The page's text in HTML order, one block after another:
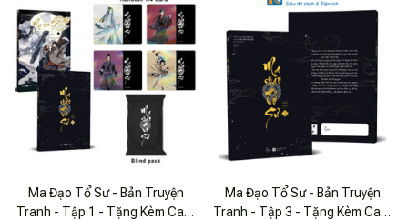
Ma Đạo Tổ Sư - Bản Truyện
Tranh - Tập 1 - Tặng Kèm Card
Ma Đạo Tổ Sư - Bản Truyện
Tranh - Tập 3 - Tặng Kèm Card